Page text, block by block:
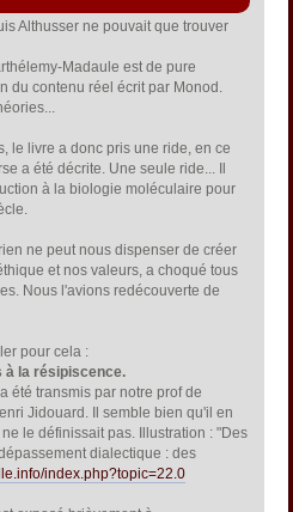
Althusser ne pouvait que trouver
Madaule est de pure
du contenu réel écrit par Monod.
le livre a donc pris une ride, en ce
a été décrite. Une seule ride... Il
à la biologie moléculaire pour
ne peut nous dispenser de créer
et nos valeurs, a choqué tous
Nous l'avions redécouverte de
pour cela :
à la résipiscence.
été transmis par notre prof de
Jidouard. Il semble bien qu'il en
le définissait pas. Illustration : "Des
dialectique : des
index.php?topic=22.0